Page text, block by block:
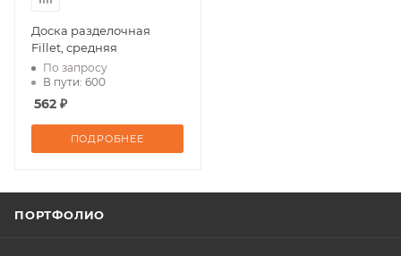
Доска разделочная
Fillet, средняя
По запросу
В пути: 600
562 ₽
ПОДРОБНЕЕ
ПОРТФОЛИО